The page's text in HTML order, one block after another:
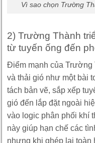
Vì sao chọn Trường
2) Trường Thành
từ tuyến ống đến
Điểm mạnh của
và thải gió như một bài
tách bản vẽ, sắp xếp
gió đến lắp đặt ngoài
vào logic phân phối khí
này giúp hạn chế các
nhưng khi ghép lại toàn